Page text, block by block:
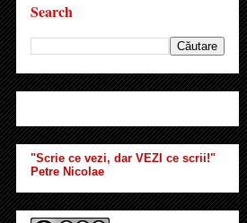
Search
"Scrie ce vezi, dar VEZI ce scrii!"
Petre Nicolae